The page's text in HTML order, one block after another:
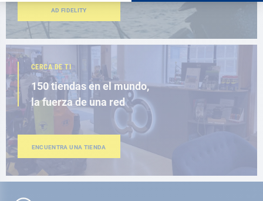
AD FIDELITY
CERCA DE TI
150 tiendas en el mundo,
la fuerza de una red
ENCUENTRA UNA TIENDA